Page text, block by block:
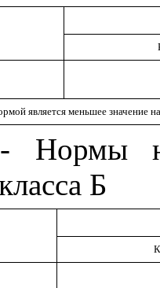
является меньшее значение
Нормы
Б